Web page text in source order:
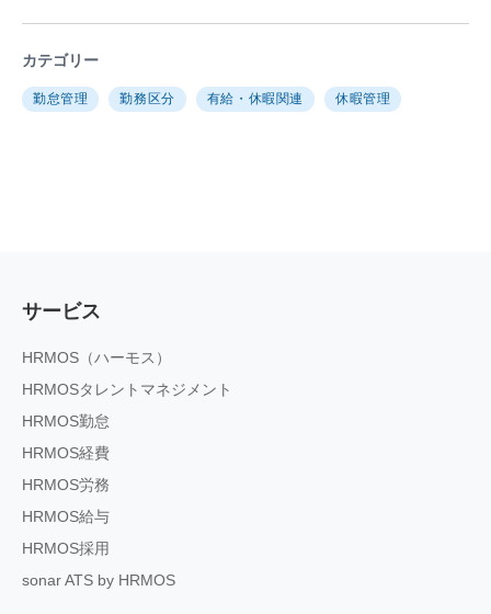
カテゴリー
勤怠管理 勤務区分 有給・休暇関連 休暇管理
サービス
HRMOS（ハーモス）
HRMOSタレントマネジメント
HRMOS勤怠
HRMOS経費
HRMOS労務
HRMOS給与
HRMOS採用
sonar ATS by HRMOS